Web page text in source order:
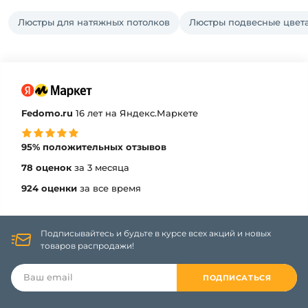
Люстры для натяжных потолков Люстры подвесные
Fedomo.ru 16 лет на Яндекс.Маркете
95% положительных отзывов
78 оценок за 3 месяца
924 оценки за все время
Подписывайтесь и будьте в курсе всех акций и новых
товаров распродажи!
ПОДПИСАТЬСЯ